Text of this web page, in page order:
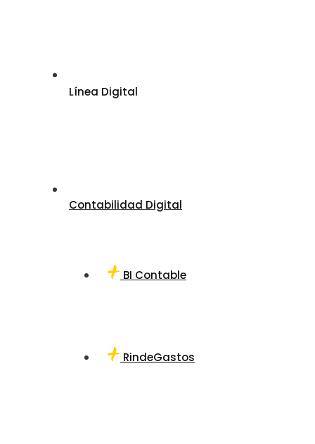
Línea Digital
Contabilidad Digital
BI Contable
RindeGastos